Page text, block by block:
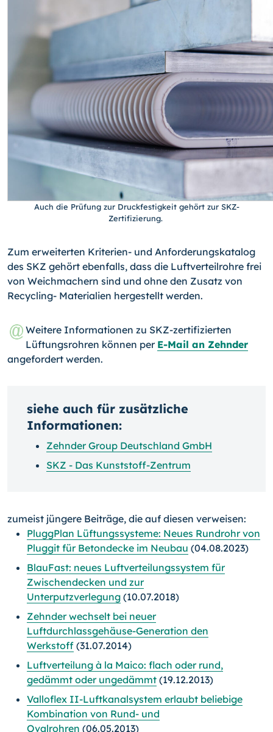
Auch die Prüfung zur Druckfestigkeit gehört zur SKZ-
Zertifizierung.
Zum erweiterten Kriterien- und Anforderungskatalog
des SKZ gehört ebenfalls, dass die Luftverteilrohre frei
von Weichmachern sind und ohne den Zusatz von
Recycling- Materialien hergestellt werden.
Weitere Informationen zu SKZ-zertifizierten
Lüftungsrohren können per E-Mail an Zehnder
angefordert werden.
siehe auch für zusätzliche
Informationen:
Zehnder Group Deutschland GmbH
SKZ - Das Kunststoff-Zentrum
zumeist jüngere Beiträge, die auf diesen verweisen:
PluggPlan Lüftungssysteme: Neues Rundrohr von
Pluggit für Betondecke im Neubau (04.08.2023)
BlauFast: neues Luftverteilungssystem für
Zwischendecken und zur
Unterputzverlegung (10.07.2018)
Zehnder wechselt bei neuer
Luftdurchlassgehäuse-Generation den
Werkstoff (31.07.2014)
Luftverteilung à la Maico: flach oder rund,
gedämmt oder ungedämmt (19.12.2013)
Valloflex II-Luftkanalsystem erlaubt beliebige
Kombination von Rund- und
Ovalrohren (06.05.2013)